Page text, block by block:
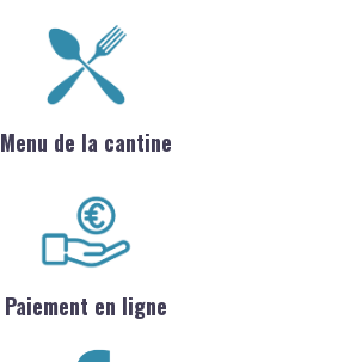
Menu de la cantine
Paiement en ligne